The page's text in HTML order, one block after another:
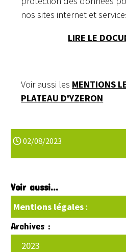
nos sites internet et
LIRE LE
Voir aussi les MENTIONS
PLATEAU D'YZERON
02/08/2023
Voir aussi...
Mentions légales :
Archives :
2023